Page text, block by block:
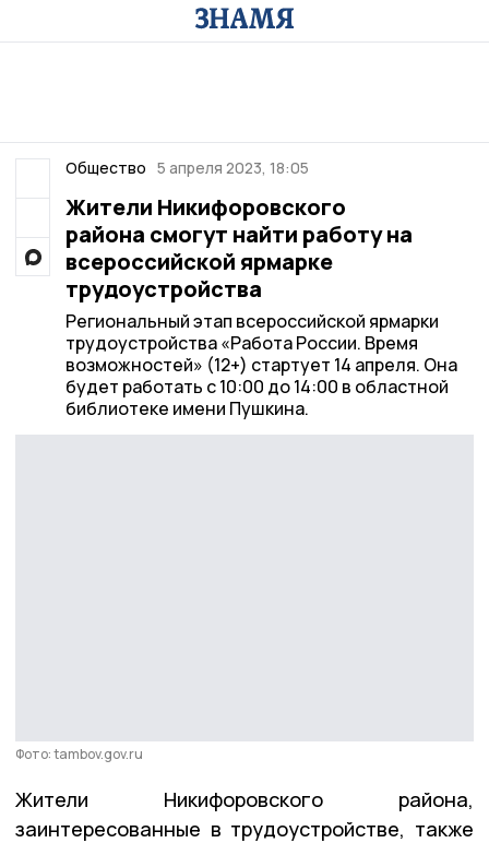
Общество 5 апреля 2023, 18:05
Жители Никифоровского
района смогут найти работу на
всероссийской ярмарке
трудоустройства
Региональный этап всероссийской ярмарки
трудоустройства «Работа России. Время
возможностей» (12+) стартует 14 апреля. Она
будет работать с 10:00 до 14:00 в областной
библиотеке имени Пушкина.
Фото: tambov.gov.ru
Жители Никифоровского района,
заинтересованные в трудоустройстве, также